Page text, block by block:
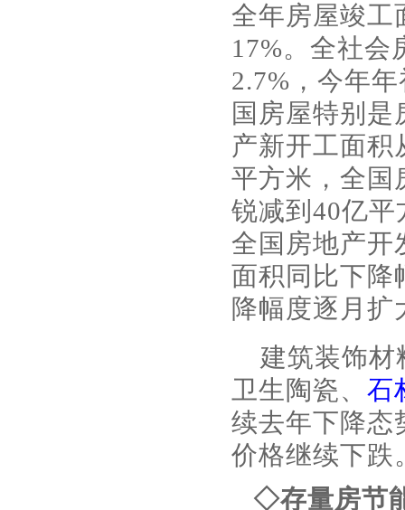
全年房屋竣工
17%。全社会
2.7%，今年
国房屋特别
产新开工面积
平方米，全国
锐减到40亿
全国房地产开
面积同比下降
降幅度逐月扩
建筑装饰材
卫生陶瓷、 石
续去年下降态
价格继续下跌
◇存量房节